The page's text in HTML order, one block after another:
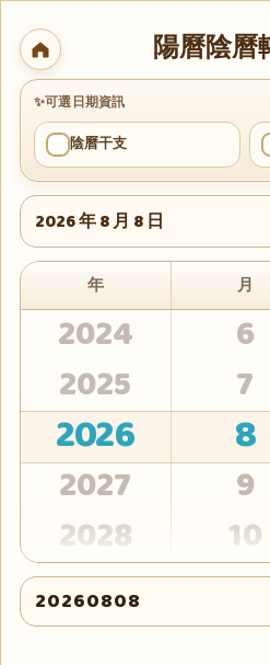
陽曆陰曆
✨可選日期資訊
✓ 陰曆干支
2026 年 8 月 8 日
年 月
2018
2019
2020
2021
2022
2023
2024
2025
2026
2027
2028
2029
2030
1
2
3
4
5
6
7
8
9
10
11
12